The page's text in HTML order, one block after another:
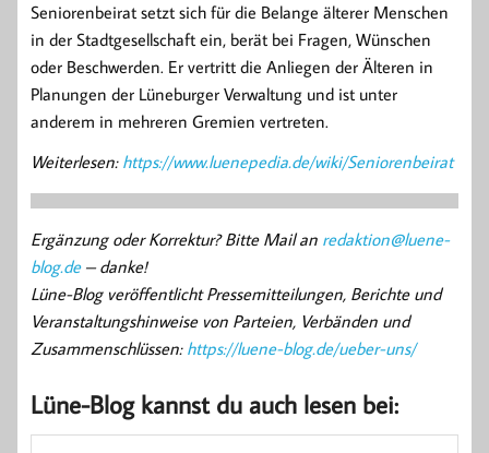
Seniorenbeirat setzt sich für die Belange älterer Menschen
in der Stadtgesellschaft ein, berät bei Fragen, Wünschen
oder Beschwerden. Er vertritt die Anliegen der Älteren in
Planungen der Lüneburger Verwaltung und ist unter
anderem in mehreren Gremien vertreten.
Weiterlesen: https://www.luenepedia.de/wiki/Seniorenbeirat
Ergänzung oder Korrektur? Bitte Mail an redaktion@luene-
blog.de– danke!
Lüne-Blog veröffentlicht Pressemitteilungen, Berichte und
Veranstaltungshinweise von Parteien, Verbänden und
Zusammenschlüssen: https://luene-blog.de/ueber-uns/
Lüne-Blog kannst du auch lesen bei: